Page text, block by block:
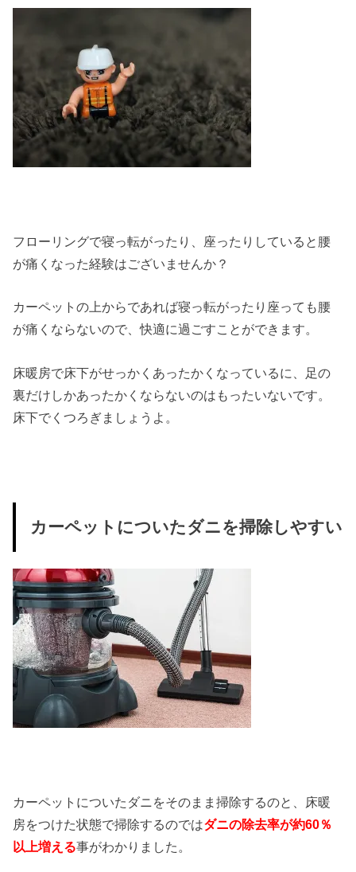
フローリングで寝っ転がったり、座ったりしていると腰
が痛くなった経験はございませんか？
カーペットの上からであれば寝っ転がったり座っても腰
が痛くならないので、快適に過ごすことができます。
床暖房で床下がせっかくあったかくなっているに、足の
裏だけしかあったかくならないのはもったいないです。
床下でくつろぎましょうよ。
カーペットについたダニを掃除しやすい
カーペットについたダニをそのまま掃除するのと、床暖
房をつけた状態で掃除するのではダニの除去率が約60％
以上増える事がわかりました。